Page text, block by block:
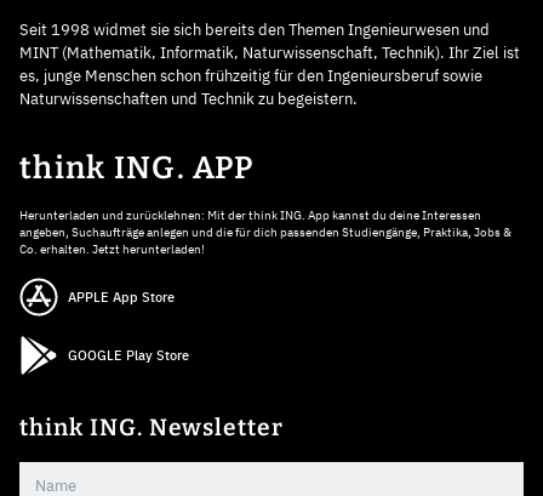
Seit 1998 widmet sie sich bereits den Themen Ingenieurwesen und
MINT (Mathematik, Informatik, Naturwissenschaft, Technik). Ihr Ziel ist
es, junge Menschen schon frühzeitig für den Ingenieursberuf sowie
Naturwissenschaften und Technik zu begeistern.
think ING. APP
Herunterladen und zurücklehnen: Mit der think ING. App kannst du deine Interessen
angeben, Suchaufträge anlegen und die für dich passenden Studiengänge, Praktika, Jobs &
Co. erhalten. Jetzt herunterladen!
APPLE App Store
GOOGLE Play Store
think ING. Newsletter